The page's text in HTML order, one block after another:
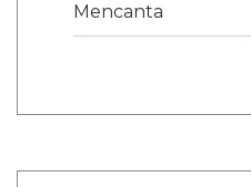
Mencanta